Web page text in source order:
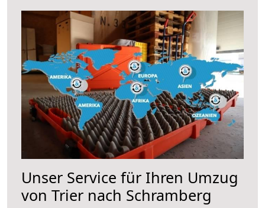
Unser Service für Ihren Umzug
von Trier nach Schramberg